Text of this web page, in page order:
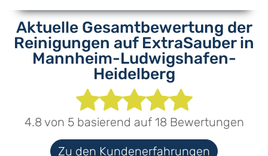
Aktuelle Gesamtbewertung der
Reinigungen auf ExtraSauber in
Mannheim-Ludwigshafen-
Heidelberg
4.8 von 5basierend auf 18 Bewertungen
Zu den Kundenerfahrungen